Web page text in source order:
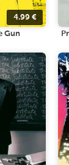
4.99 €
Gun